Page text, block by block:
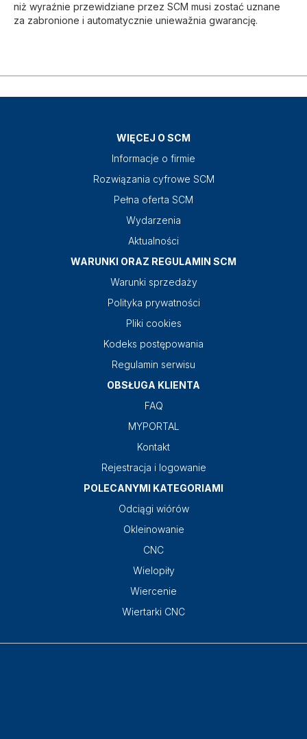
niż wyraźnie przewidziane przez SCM musi zostać uznane
za zabronione i automatycznie uniewažnia gwarancję.
WIĘCEJ O SCM
Informacje o firmie
Rozwiązania cyfrowe SCM
Pełna oferta SCM
Wydarzenia
Aktualności
WARUNKI ORAZ REGULAMIN SCM
Warunki sprzedaży
Polityka prywatności
Pliki cookies
Kodeks postępowania
Regulamin serwisu
OBSŁUGA KLIENTA
FAQ
MYPORTAL
Kontakt
Rejestracja i logowanie
POLECANYMI KATEGORIAMI
Odciągi wiórów
Okleinowanie
CNC
Wielopiły
Wiercenie
Wiertarki CNC